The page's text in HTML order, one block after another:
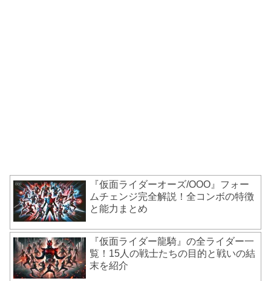
『仮面ライダーオーズ/OOO』フォー
ムチェンジ完全解説！全コンボの特徴
と能力まとめ
『仮面ライダー龍騎』の全ライダー一
覧！15人の戦士たちの目的と戦いの結
末を紹介